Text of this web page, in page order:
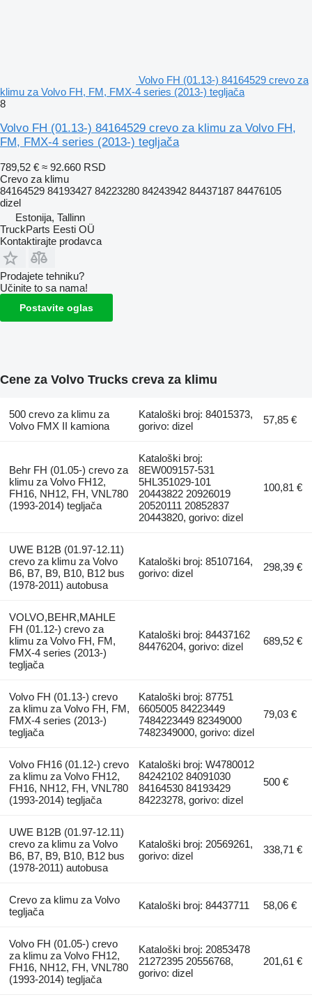
Volvo FH (01.13-) 84164529 crevo za
klimu za Volvo FH, FM, FMX-4 series (2013-) tegljača
8
Volvo FH (01.13-) 84164529 crevo za klimu za Volvo FH,
FM, FMX-4 series (2013-) tegljača
789,52 € ≈ 92.660 RSD
Crevo za klimu
84164529 84193427 84223280 84243942 84437187 84476105
dizel
Estonija, Tallinn
TruckParts Eesti OÜ
Kontaktirajte prodavca
Prodajete tehniku?
Učinite to sa nama!
Postavite oglas
Cene za Volvo Trucks creva za klimu
500 crevo za klimu za
Volvo FMX II kamiona
Kataloški broj: 84015373,
gorivo: dizel
57,85 €
Behr FH (01.05-) crevo za
klimu za Volvo FH12,
FH16, NH12, FH, VNL780
(1993-2014) tegljača
Kataloški broj:
8EW009157-531
5HL351029-101
20443822 20926019
20520111 20852837
20443820, gorivo: dizel
100,81 €
UWE B12B (01.97-12.11)
crevo za klimu za Volvo
B6, B7, B9, B10, B12 bus
(1978-2011) autobusa
Kataloški broj: 85107164,
gorivo: dizel
298,39 €
VOLVO,BEHR,MAHLE
FH (01.12-) crevo za
klimu za Volvo FH, FM,
FMX-4 series (2013-)
tegljača
Kataloški broj: 84437162
84476204, gorivo: dizel
689,52 €
Volvo FH (01.13-) crevo
za klimu za Volvo FH, FM,
FMX-4 series (2013-)
tegljača
Kataloški broj: 87751
6605005 84223449
7484223449 82349000
7482349000, gorivo: dizel
79,03 €
Volvo FH16 (01.12-) crevo
za klimu za Volvo FH12,
FH16, NH12, FH, VNL780
(1993-2014) tegljača
Kataloški broj: W4780012
84242102 84091030
84164530 84193429
84223278, gorivo: dizel
500 €
UWE B12B (01.97-12.11)
crevo za klimu za Volvo
B6, B7, B9, B10, B12 bus
(1978-2011) autobusa
Kataloški broj: 20569261,
gorivo: dizel
338,71 €
Crevo za klimu za Volvo
tegljača
Kataloški broj: 84437711 58,06 €
Volvo FH (01.05-) crevo
za klimu za Volvo FH12,
FH16, NH12, FH, VNL780
(1993-2014) tegljača
Kataloški broj: 20853478
21272395 20556768,
gorivo: dizel
201,61 €